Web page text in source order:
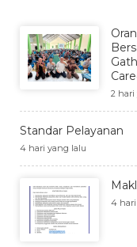
2 hari
Standar Pelayanan
4 hari yang lalu
4